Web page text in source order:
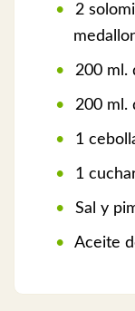
2
200 ml.
200 ml.
1
1
Sal y
Aceite